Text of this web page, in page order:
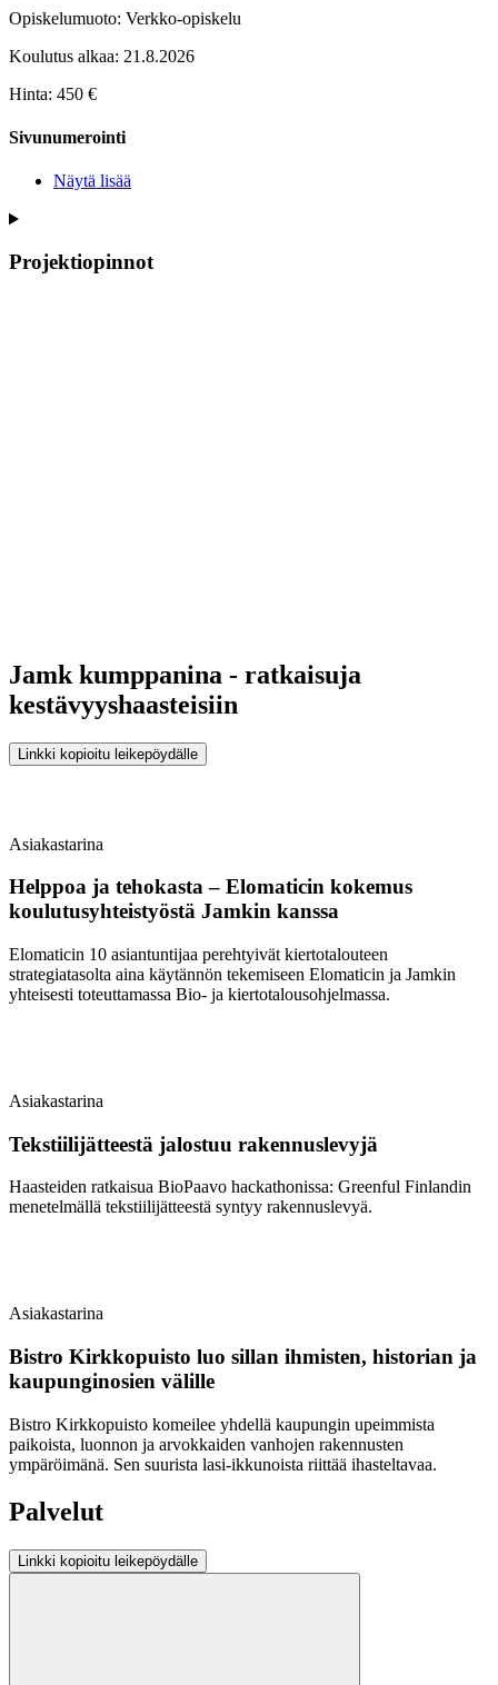
Opiskelumuoto: Verkko-opiskelu
Koulutus alkaa: 21.8.2026
Hinta: 450 €
Sivunumerointi
Näytä lisää
Projektiopinnot
Jamk kumppanina - ratkaisuja
kestävyyshaasteisiin
Linkki kopioitu leikepöydälle
Asiakastarina
Helppoa ja tehokasta – Elomaticin kokemus
koulutusyhteistyöstä Jamkin kanssa
Elomaticin 10 asiantuntijaa perehtyivät kiertotalouteen
strategiatasolta aina käytännön tekemiseen Elomaticin ja Jamkin
yhteisesti toteuttamassa Bio- ja kiertotalousohjelmassa.
Asiakastarina
Tekstiilijätteestä jalostuu rakennuslevyjä
Haasteiden ratkaisua BioPaavo hackathonissa: Greenful Finlandin
menetelmällä tekstiilijätteestä syntyy rakennuslevyä.
Asiakastarina
Bistro Kirkkopuisto luo sillan ihmisten, historian ja
kaupungin­osien välille
Bistro Kirkkopuisto komeilee yhdellä kaupungin upeimmista
paikoista, luonnon ja arvokkaiden vanhojen rakennusten
ympäröimänä. Sen suurista lasi-ikkunoista riittää ihasteltavaa.
Palvelut
Linkki kopioitu leikepöydälle